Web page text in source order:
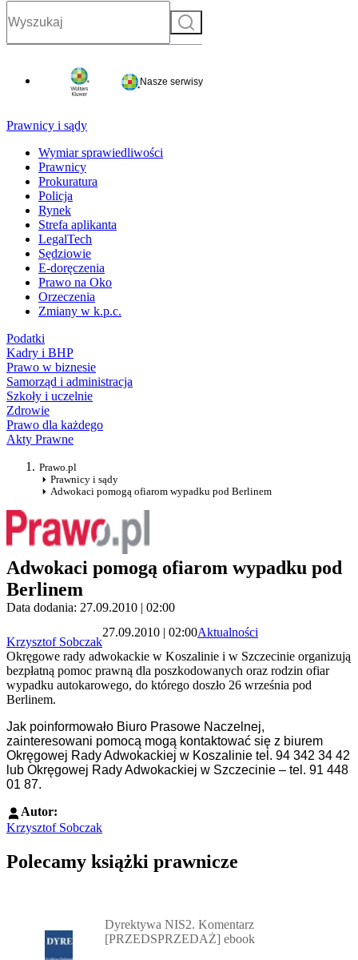
Szukaj
Nasze serwisy
Prawnicy i sądy
Wymiar sprawiedliwości
Prawnicy
Prokuratura
Policja
Rynek
Strefa aplikanta
LegalTech
Sędziowie
E-doręczenia
Prawo na Oko
Orzeczenia
Zmiany w k.p.c.
Podatki
Kadry i BHP
Prawo w biznesie
Samorząd i administracja
Szkoły i uczelnie
Zdrowie
Prawo dla każdego
Akty Prawne
Prawo.pl
Prawnicy i sądy
Adwokaci pomogą ofiarom wypadku pod Berlinem
Adwokaci pomogą ofiarom wypadku pod
Berlinem
Data dodania: 27.09.2010 | 02:00
Krzysztof Sobczak
27.09.2010 | 02:00Aktualności
Okręgowe rady adwokackie w Koszalinie i w Szczecinie organizują
bezpłatną pomoc prawną dla poszkodowanych oraz rodzin ofiar
wypadku autokarowego, do którego doszło 26 września pod
Berlinem.
Jak poinformowało Biuro Prasowe Naczelnej,
zainteresowani pomocą mogą kontaktować się z biurem
Okręgowej Rady Adwokackiej w Koszalinie tel. 94 342 34 42
lub Okręgowej Rady Adwokackiej w Szczecinie – tel. 91 448
01 87.
Autor:
Krzysztof Sobczak
Polecamy książki prawnicze
Dyrektywa NIS2. Komentarz
[PRZEDSPRZEDAŻ] ebook